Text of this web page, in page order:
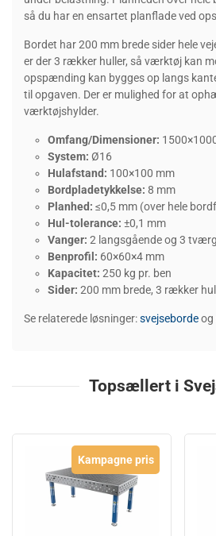
så du har en ensartet planflade ved
Bordet har 200 mm brede sider hele
er der 3 rækker huller, så værktøj kan
opspænding kan bygges op langs
til opgaven. Der er mulighed for at
værktøjshylder.
Omfang/Dimensioner:
System: Ø16
Hulafstand: 100×100 mm
Bordpladetykkelse: 8 mm
Planhed: ≤0,5 mm (over hele
Hul-tolerance: ±0,1 mm
Vanger: 2 langsgående og 3
Benprofil: 60×60×4 mm
Kapacitet: 250 kg pr. ben
Sider: 200 mm brede, 3 rækker
Se relaterede løsninger:svejsebordeog
Topsællert i
Kampagne pris